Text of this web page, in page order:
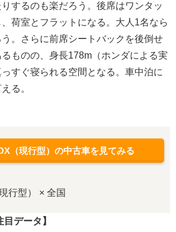
するのも楽だろう。後席はワンタッ
荷室とフラットになる。大人1名なら
。さらに前席シートバックを後倒せ
ものの、身長178m（ホンダによる実
すぐ寝られる空間となる。車中泊に
る。
（現行型）の中古車を見てみる
行型） × 全国
データ】